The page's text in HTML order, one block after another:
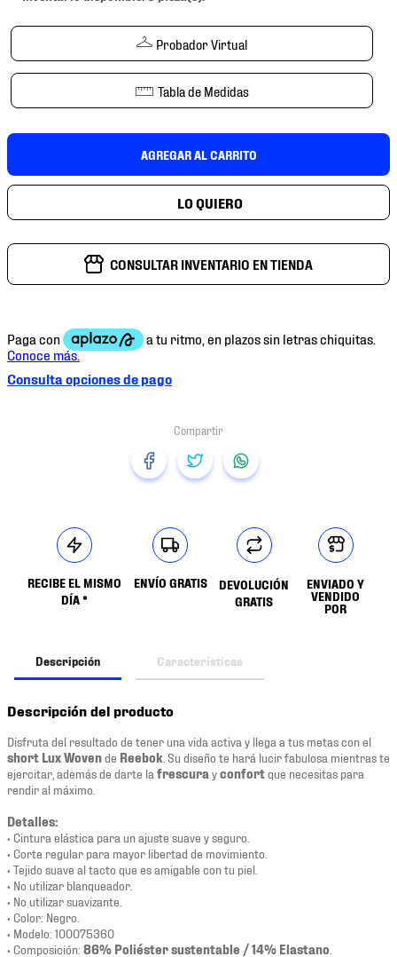
Probador Virtual
Tabla de Medidas
AGREGAR AL CARRITO
CONSULTAR INVENTARIO EN TIENDA
Consulta opciones de pago
RECIBE EL MISMO
DÍA *
ENVÍO GRATIS
DEVOLUCIÓN
GRATIS
ENVIADO Y
VENDIDO
POR
Descripción Características
Descripción del producto
Disfruta del resultado de tener una vida activa y llega a tus metas con el
short Lux Wovende Reebok . Su diseño te hará lucir fabulosa mientras te
ejercitar, además de darte la frescura yconfortque necesitas para
rendir al máximo.
Detalles:
• Cintura elástica para un ajuste suave y seguro.
• Corte regular para mayor libertad de movimiento.
• Tejido suave al tacto que es amigable con tu piel.
• No utilizar blanqueador.
• No utilizar suavizante.
• Color: Negro.
• Modelo: 100075360
• Composición: 86% Poliéster sustentable / 14% Elastano
9.
tenis niño